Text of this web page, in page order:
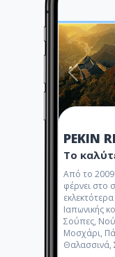
PEKIN
Το
Από το 2009
φέρνει στο
Ιαπωνικής
Σούπες,
Μοσχάρι,
Θαλασσινά,